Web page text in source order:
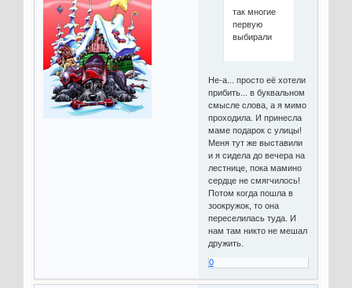
так многие
первую
выбирали
Не-а... просто её хотели
прибить... в буквальном
смысле слова, а я мимо
проходила. И принесла
маме подарок с улицы!
Меня тут же выставили
и я сидела до вечера на
лестнице, пока мамино
сердце не смягчилось!
Потом когда пошла в
зоокружок, то она
переселилась туда. И
нам там никто не мешал
дружить.
0